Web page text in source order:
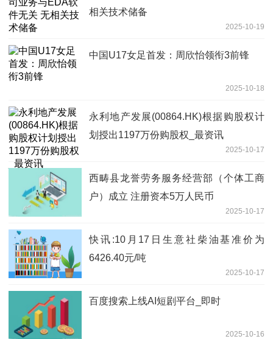
相关技术储备
2025-10-19
中国U17女足首发：周欣怡领衔3前锋
2025-10-18
永利地产发展(00864.HK)根据购股权计
划授出1197万份购股权_最资讯
2025-10-17
西畴县龙誉劳务服务经营部（个体工商
户）成立 注册资本5万人民币
2025-10-17
快讯:10月17日生意社柴油基准价为
6426.40元/吨
2025-10-17
百度搜索上线AI短剧平台_即时
2025-10-16